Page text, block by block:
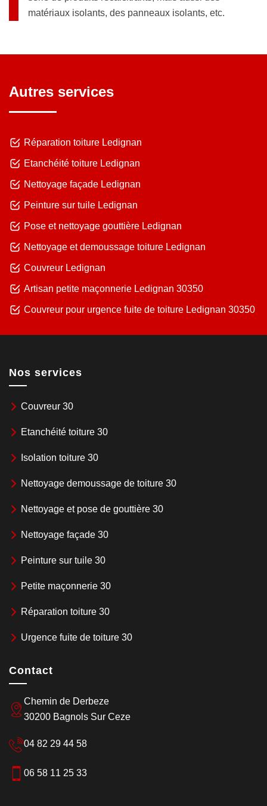
matériaux isolants, des panneaux isolants, etc.
Autres services
Réparation toiture Ledignan
Etanchéité toiture Ledignan
Nettoyage façade Ledignan
Peinture sur tuile Ledignan
Pose et nettoyage gouttière Ledignan
Nettoyage et demoussage toiture Ledignan
Couvreur Ledignan
Artisan petite maçonnerie Ledignan 30350
Couvreur pour urgence fuite de toiture Ledignan 30350
Nos services
Couvreur 30
Etanchéité toiture 30
Isolation toiture 30
Nettoyage demoussage de toiture 30
Nettoyage et pose de gouttière 30
Nettoyage façade 30
Peinture sur tuile 30
Petite maçonnerie 30
Réparation toiture 30
Urgence fuite de toiture 30
Contact
Chemin de Derbeze
30200 Bagnols Sur Ceze
04 82 29 44 58
06 58 11 25 33